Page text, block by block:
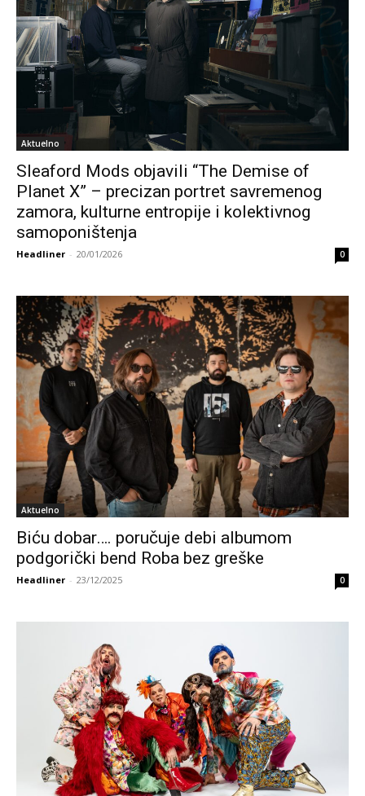
Aktuelno
Sleaford Mods objavili “The Demise of
Planet X” – precizan portret savremenog
zamora, kulturne entropije i kolektivnog
samoponištenja
Headliner - 20/01/2026 0
Aktuelno
Biću dobar…. poručuje debi albumom
podgorički bend Roba bez greške
Headliner - 23/12/2025 0